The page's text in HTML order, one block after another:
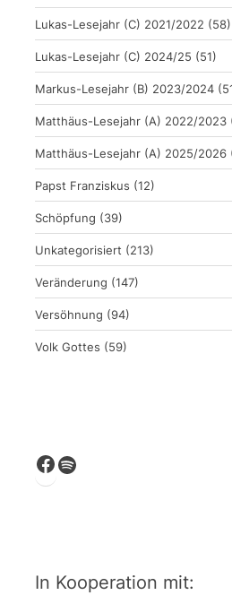
Lukas-Lesejahr (C) 2021/2022 (58)
Lukas-Lesejahr (C) 2024/25 (51)
Markus-Lesejahr (B) 2023/2024
Matthäus-Lesejahr (A) 2022/2023
Matthäus-Lesejahr (A) 2025/2026
Papst Franziskus (12)
Schöpfung (39)
Unkategorisiert (213)
Veränderung (147)
Versöhnung (94)
Volk Gottes (59)
Facebook
Spotify
In Kooperation mit: